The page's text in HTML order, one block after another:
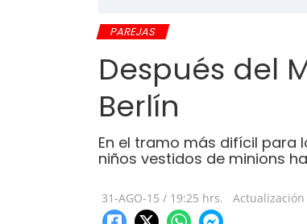
PAREJAS
Después del
Berlín
En el tramo más difícil para
niños vestidos de minions
31-AGO-15 / 19:25 hrs. Actualización